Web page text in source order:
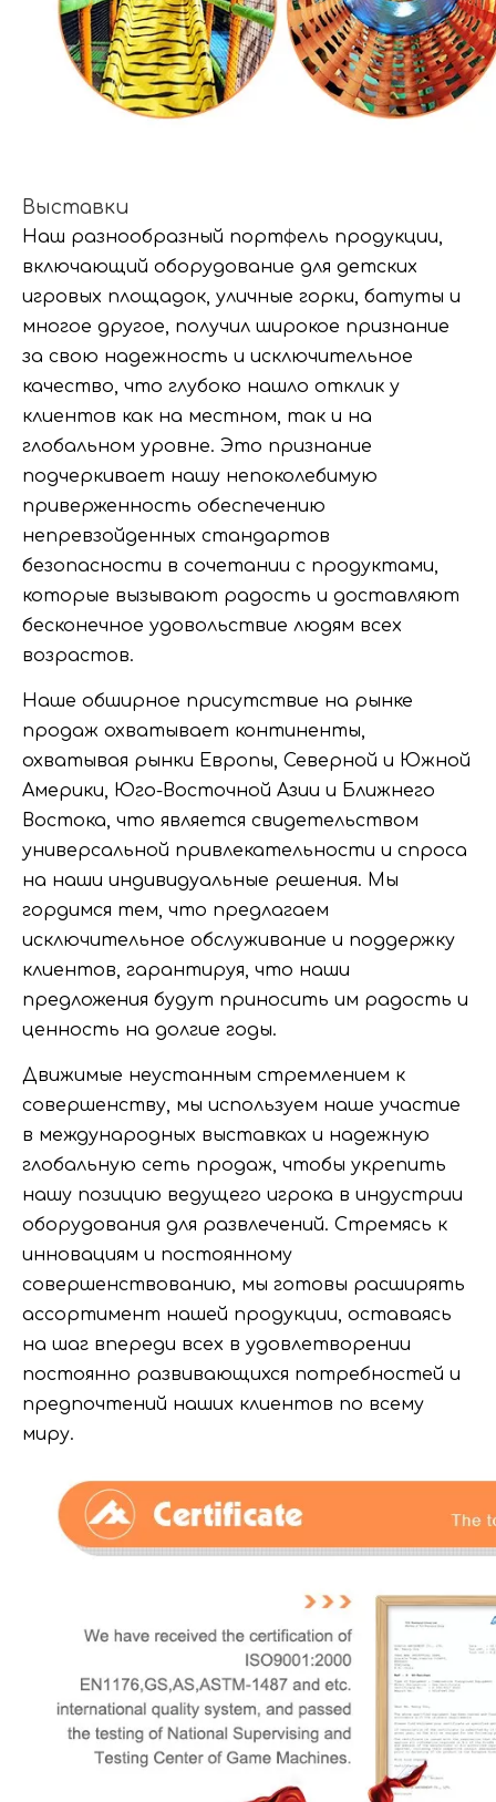
Выставки
Наш разнообразный портфель продукции,
включающий оборудование для детских
игровых площадок, уличные горки, батуты и
многое другое, получил широкое признание
за свою надежность и исключительное
качество, что глубоко нашло отклик у
клиентов как на местном, так и на
глобальном уровне. Это признание
подчеркивает нашу непоколебимую
приверженность обеспечению
непревзойденных стандартов
безопасности в сочетании с продуктами,
которые вызывают радость и доставляют
бесконечное удовольствие людям всех
возрастов.
Наше обширное присутствие на рынке
продаж охватывает континенты,
охватывая рынки Европы, Северной и Южной
Америки, Юго-Восточной Азии и Ближнего
Востока, что является свидетельством
универсальной привлекательности и спроса
на наши индивидуальные решения. Мы
гордимся тем, что предлагаем
исключительное обслуживание и поддержку
клиентов, гарантируя, что наши
предложения будут приносить им радость и
ценность на долгие годы.
Движимые неустанным стремлением к
совершенству, мы используем наше участие
в международных выставках и надежную
глобальную сеть продаж, чтобы укрепить
нашу позицию ведущего игрока в индустрии
оборудования для развлечений. Стремясь к
инновациям и постоянному
совершенствованию, мы готовы расширять
ассортимент нашей продукции, оставаясь
на шаг впереди всех в удовлетворении
постоянно развивающихся потребностей и
предпочтений наших клиентов по всему
миру.